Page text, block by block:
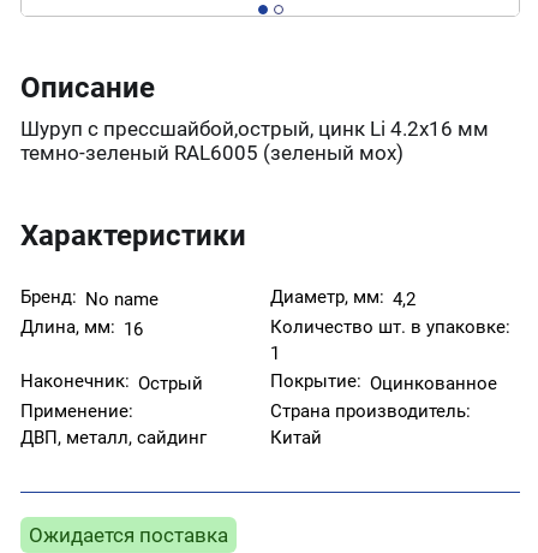
Описание
Шуруп с прессшайбой,острый, цинк Li 4.2х16 мм
темно-зеленый RAL6005 (зеленый мох)
Характеристики
Бренд: No name Диаметр, мм: 4,2
Длина, мм: 16
Количество шт. в упаковке:
1
Наконечник: Острый Покрытие: Оцинкованное
Применение:
ДВП, металл, сайдинг
Страна производитель:
Китай
Ожидается поставка